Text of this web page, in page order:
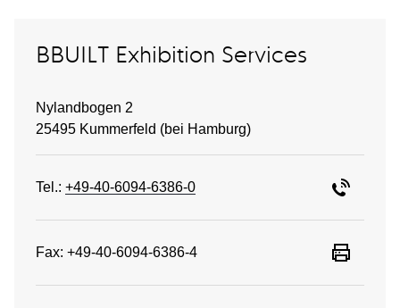
BBUILT Exhibition Services
Nylandbogen 2
25495 Kummerfeld (bei Hamburg)
Tel.: +49-40-6094-6386-0
Fax: +49-40-6094-6386-4